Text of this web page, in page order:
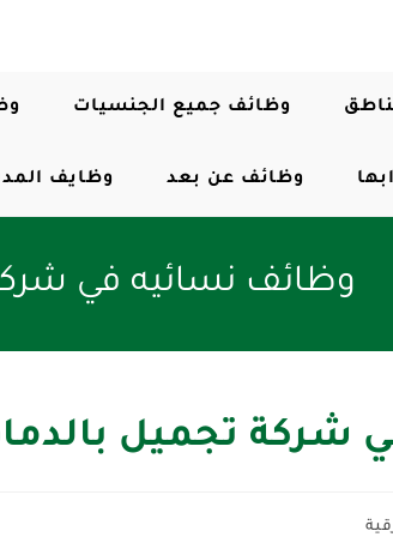
وظائف جميع الجنسيات
وظائف عن بعد وظايف
وظائف نسائيه في
شركة تجميل